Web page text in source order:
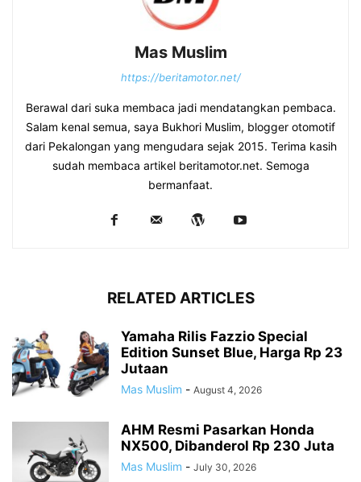
Mas Muslim
https://beritamotor.net/
Berawal dari suka membaca jadi mendatangkan pembaca.
Salam kenal semua, saya Bukhori Muslim, blogger otomotif
dari Pekalongan yang mengudara sejak 2015. Terima kasih
sudah membaca artikel beritamotor.net. Semoga
bermanfaat.
RELATED ARTICLES
Yamaha Rilis Fazzio Special
Edition Sunset Blue, Harga Rp 23
Jutaan
Mas Muslim - August 4, 2026
AHM Resmi Pasarkan Honda
NX500, Dibanderol Rp 230 Juta
Mas Muslim - July 30, 2026